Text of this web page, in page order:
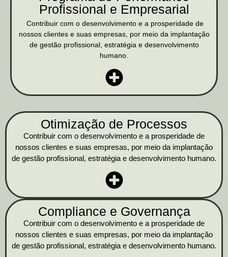
Profissional e Empresarial
Contribuir com o desenvolvimento e a prosperidade de
nossos clientes e suas empresas, por meio da implantação
de gestão profissional, estratégia e desenvolvimento
humano.
Otimização de Processos
Contribuir com o desenvolvimento e a prosperidade de
nossos clientes e suas empresas, por meio da implantação
de gestão profissional, estratégia e desenvolvimento humano.
Compliance e Governança
Contribuir com o desenvolvimento e a prosperidade de
nossos clientes e suas empresas, por meio da implantação
de gestão profissional, estratégia e desenvolvimento humano.